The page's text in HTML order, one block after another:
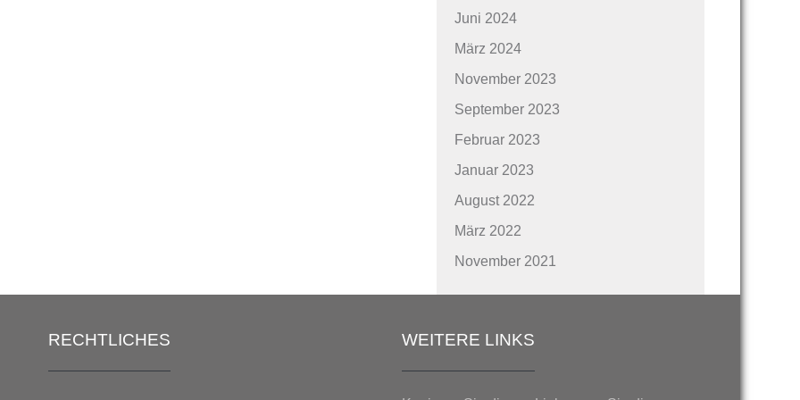
Juni 2024
März 2024
November 2023
September 2023
Februar 2023
Januar 2023
August 2022
März 2022
November 2021
RECHTLICHES WEITERE LINKS